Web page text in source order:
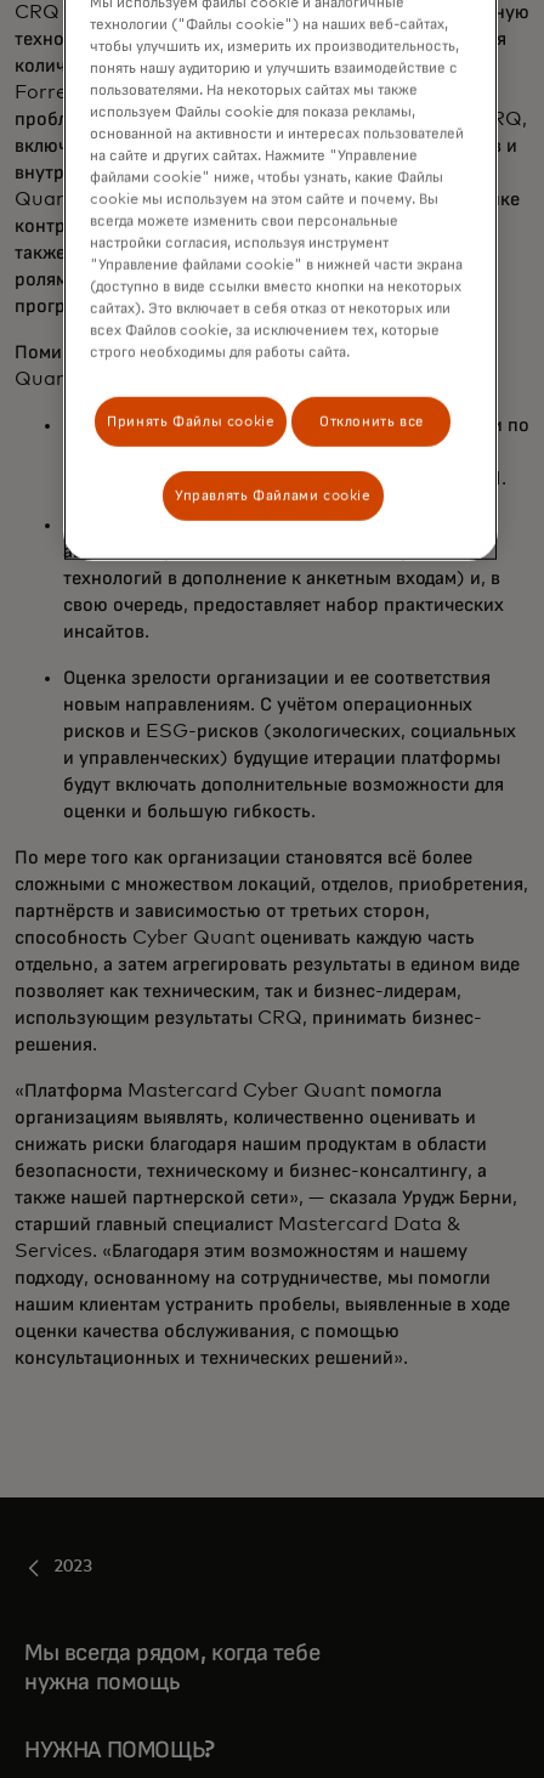
CRQ в размере 5 миллионов и более долларов, отдельную
технологию CRQ, широкий спектр случаев применения
количественного киберриска и интерес клиентов
Forrester. Форрестер подчёркивает в отчёте, что
проблемы, с которыми сталкиваются организации в CRQ,
включают «недостаток данных, аналитических навыков и
внутренней поддержки». В отчёте Mastercard Cyber
Quant отмечена своим подходом, основанным на оценке
контроля, к CRQ для организаций любого размера, а
также подходом к управлению оценками и доступом по
ролям, что облегчает клиентам масштабирование
программ управления рисками.
Помимо количественной оценки киберрисков, Cyber
Quant помогает организациям с:
Качественные и количественные оценки зрелости по
таким фреймворкам и стандартам, как NIST, PCI,
ISO 27001, Cloud Security Alliance CAIQ и CRI.
Управление различными ручными и
автоматизированными вводами (интеграцией
технологий в дополнение к анкетным входам) и, в
свою очередь, предоставляет набор практических
инсайтов.
Оценка зрелости организации и ее соответствия
новым направлениям. С учётом операционных
рисков и ESG-рисков (экологических, социальных
и управленческих) будущие итерации платформы
будут включать дополнительные возможности для
оценки и большую гибкость.
По мере того как организации становятся всё более
сложными с множеством локаций, отделов, приобретения,
партнёрств и зависимостью от третьих сторон,
способность Cyber Quant оценивать каждую часть
отдельно, а затем агрегировать результаты в едином виде
позволяет как техническим, так и бизнес-лидерам,
использующим результаты CRQ, принимать бизнес-
решения.
«Платформа Mastercard Cyber Quant помогла
организациям выявлять, количественно оценивать и
снижать риски благодаря нашим продуктам в области
безопасности, техническому и бизнес-консалтингу, а
также нашей партнерской сети», — сказала Урудж Берни,
старший главный специалист Mastercard Data &
Services. «Благодаря этим возможностям и нашему
подходу, основанному на сотрудничестве, мы помогли
нашим клиентам устранить пробелы, выявленные в ходе
оценки качества обслуживания, с помощью
консультационных и технических решений».
2023
Мы всегда рядом, когда тебе
нужна помощь
НУЖНА ПОМОЩЬ?
технологии ("Файлы cookie") на наших веб-сайтах,
чтобы улучшить их, измерить их производительность,
понять нашу аудиторию и улучшить взаимодействие с
пользователями. На некоторых сайтах мы также
используем Файлы cookie для показа рекламы,
основанной на активности и интересах пользователей
на сайте и других сайтах. Нажмите "Управление
файлами cookie" ниже, чтобы узнать, какие Файлы
cookie мы используем на этом сайте и почему. Вы
всегда можете изменить свои персональные
настройки согласия, используя инструмент
"Управление файлами cookie" в нижней части экрана
(доступно в виде ссылки вместо кнопки на некоторых
сайтах). Это включает в себя отказ от некоторых или
всех Файлов cookie, за исключением тех, которые
строго необходимы для работы сайта.
Принять Файлы cookie Отклонить все
Управлять Файлами cookie